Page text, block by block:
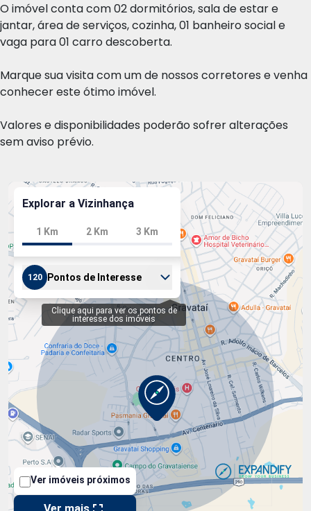
O imóvel conta com 02 dormitórios, sala de estar e
jantar, área de serviços, cozinha, 01 banheiro social e
vaga para 01 carro descoberta.
Marque sua visita com um de nossos corretores e venha
conhecer este ótimo imóvel.
Valores e disponibilidades poderão sofrer alterações
sem aviso prévio.